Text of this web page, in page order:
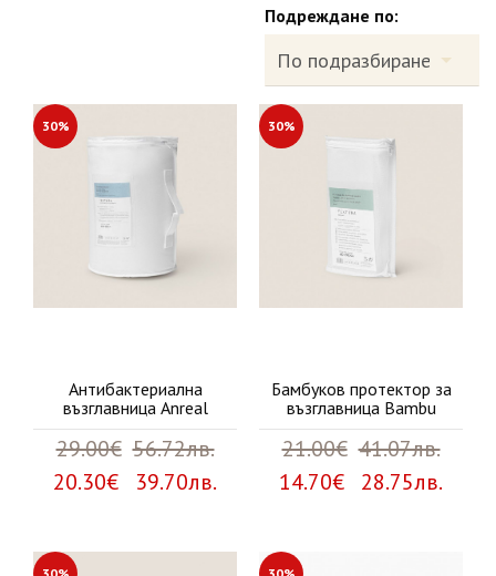
Подреждане по:
30%
Антибактериална
възглавница Anreal
29.00€ 56.72лв.
20.30€ 39.70лв.
30%
Бамбуков протектор за
възглавница Bambu
21.00€ 41.07лв.
14.70€ 28.75лв.